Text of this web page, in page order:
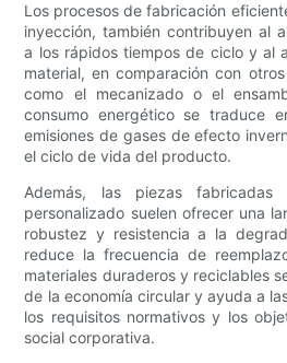
Los procesos de fabricación
inyección, también contribuyen al
a los rápidos tiempos de ciclo y al
material, en comparación con
como el mecanizado o el
consumo energético se traduce
emisiones de gases de efecto
el ciclo de vida del producto.
Además, las piezas fabricadas
personalizado suelen ofrecer una
robustez y resistencia a la
reduce la frecuencia de
materiales duraderos y reciclables
de la economía circular y ayuda a
los requisitos normativos y los
social corporativa.